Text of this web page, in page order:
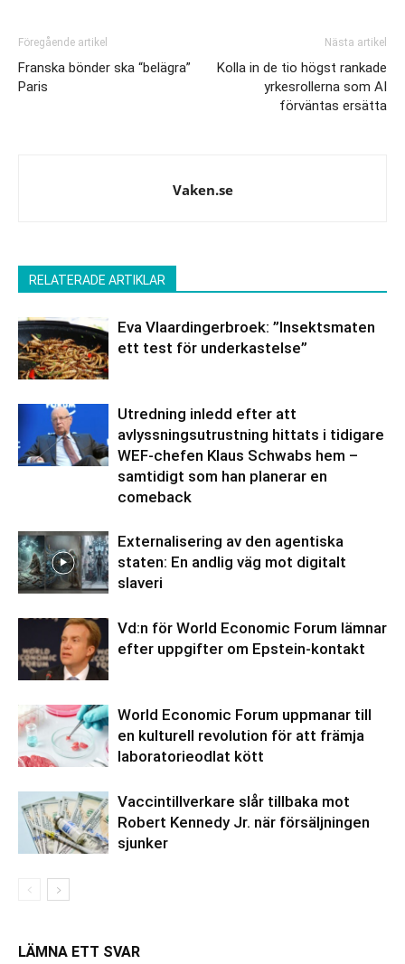
Föregående artikel
Franska bönder ska “belägra”
Paris
Nästa artikel
Kolla in de tio högst rankade
yrkesrollerna som AI
förväntas ersätta
Vaken.se
RELATERADE ARTIKLAR
Eva Vlaardingerbroek: ”Insektsmaten
ett test för underkastelse”
Utredning inledd efter att
avlyssningsutrustning hittats i tidigare
WEF-chefen Klaus Schwabs hem –
samtidigt som han planerar en
comeback
Externalisering av den agentiska
staten: En andlig väg mot digitalt
slaveri
Vd:n för World Economic Forum lämnar
efter uppgifter om Epstein-kontakt
World Economic Forum uppmanar till
en kulturell revolution för att främja
laboratorieodlat kött
Vaccintillverkare slår tillbaka mot
Robert Kennedy Jr. när försäljningen
sjunker
LÄMNA ETT SVAR